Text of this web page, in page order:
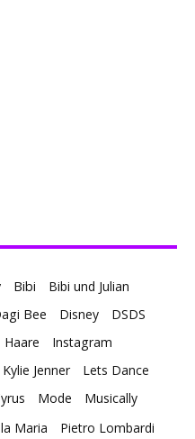
Bibi Bibi und Julian
Bee Disney
DSDS
Haare
Instagram
Kylie Jenner
Lets Dance
Mode
Musically
Maria
Pietro Lombardi